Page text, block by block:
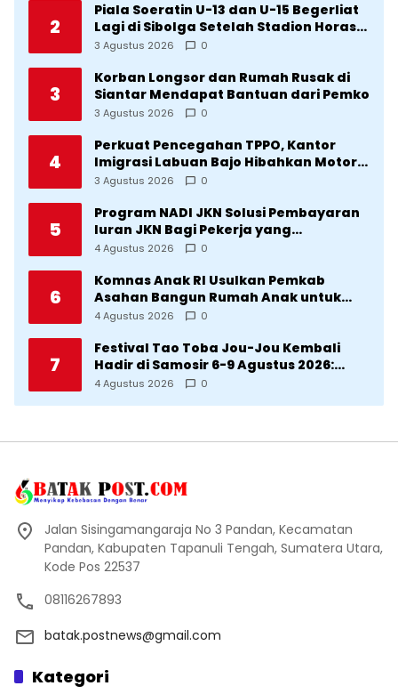
2
Piala Soeratin U-13 dan U-15 Begerliat
Lagi di Sibolga Setelah Stadion Horas
Direvitalisasi Wali Kota
3 Agustus 2026 0
3
Korban Longsor dan Rumah Rusak di
Siantar Mendapat Bantuan dari Pemko
3 Agustus 2026 0
4
Perkuat Pencegahan TPPO, Kantor
Imigrasi Labuan Bajo Hibahkan Motor
Operasional ke Lima Desa di
3 Agustus 2026 0
5
Program NADI JKN Solusi Pembayaran
Iuran JKN Bagi Pekerja yang
Penghasilannya Tidak Tetap
4 Agustus 2026 0
6
Komnas Anak RI Usulkan Pemkab
Asahan Bangun Rumah Anak untuk
Korban Kekerasan
4 Agustus 2026 0
7
Festival Tao Toba Jou-Jou Kembali
Hadir di Samosir 6-9 Agustus 2026:
Datang Saksikan Kemeriahan dan Raih
4 Agustus 2026 0
Jalan Sisingamangaraja No 3 Pandan, Kecamatan
Pandan, Kabupaten Tapanuli Tengah, Sumatera Utara,
Kode Pos 22537
08116267893
batak.postnews@gmail.com
Kategori